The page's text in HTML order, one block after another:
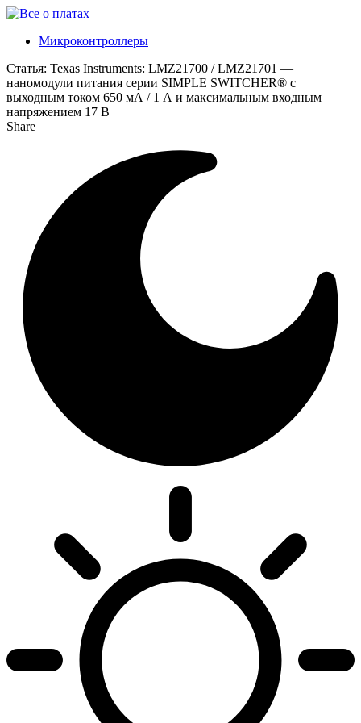
Микроконтроллеры
Статья: Texas Instruments: LMZ21700 / LMZ21701 —
наномодули питания серии SIMPLE SWITCHER® с
выходным током 650 мА / 1 А и максимальным входным
напряжением 17 В
Share